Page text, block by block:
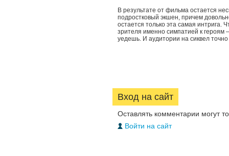
В результате от фильма остается
подростковый экшен, причем
остается только эта самая
зрителя именно симпатией к героям
уедешь. И аудитории на сиквел
Вход на сайт
Оставлять комментарии могут
Войти на сайт